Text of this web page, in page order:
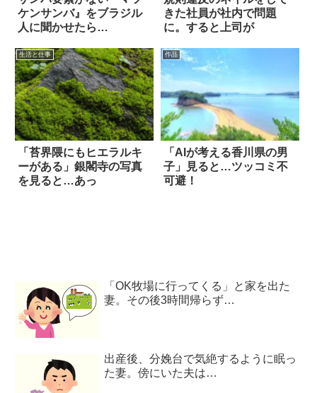
ケンサンバ』をブラジル
人に聞かせたら…
きた社員が社内で問題
に。すると上司が
生活と仕事
「苔界隈にもヒエラルキ
ーがある」銀閣寺の写真
を見ると…あっ
作品
「AIが考える香川県の男
子」見ると…ツッコミ不
可避！
「OK牧場に行ってくる」と家を出た
妻。その後3時間帰らず…
出産後、分娩台で気絶するように眠っ
た妻。傍にいた夫は…